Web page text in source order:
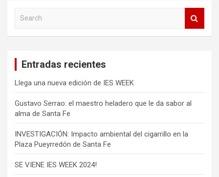
Entradas recientes
Llega una nueva edición de IES WEEK
Gustavo Serrao: el maestro heladero que le da sabor al
alma de Santa Fe
INVESTIGACIÓN: Impacto ambiental del cigarrillo en la
Plaza Pueyrredón de Santa Fe
SE VIENE IES WEEK 2024!